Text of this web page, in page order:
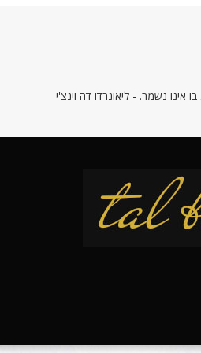
נשמר. - ליאונרדו דה וינצ'י